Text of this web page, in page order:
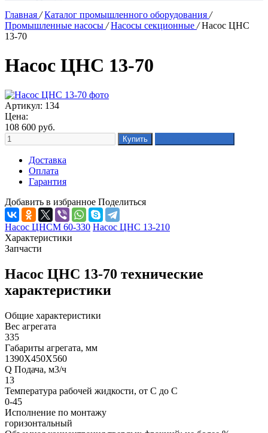
Главная / Каталог промышленного оборудования /
Промышленные насосы / Насосы секционные / Насос ЦНС
13-70
Насос ЦНС 13-70
Артикул: 134
Цена:
108 600 руб.
Доставка
Оплата
Гарантия
Добавить в избранное Поделиться
Насос ЦНСМ 60-330 Насос ЦНС 13-210
Характеристики
Запчасти
Насос ЦНС 13-70 технические
характеристики
Общие характеристики
Вес агрегата
335
Габариты агрегата, мм
1390Х450Х560
Q Подача, м3/ч
13
Температура рабочей жидкости, от С до С
0-45
Исполнение по монтажу
горизонтальный